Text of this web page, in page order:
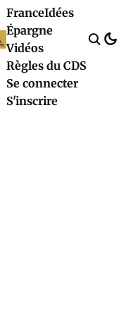
FranceIdées
Épargne
Vidéos
Règles du CDS
Se connecter
S'inscrire